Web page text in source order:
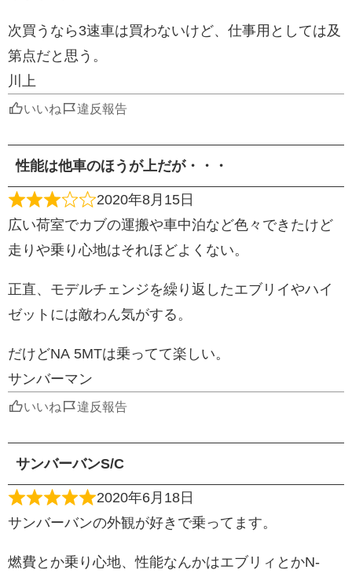
次買うなら3速車は買わないけど、仕事用としては及
第点だと思う。
川上
いいね 違反報告
性能は他車のほうが上だが・・・
2020年8月15日
広い荷室でカブの運搬や車中泊など色々できたけど
走りや乗り心地はそれほどよくない。
正直、モデルチェンジを繰り返したエブリイやハイ
ゼットには敵わん気がする。
だけどNA 5MTは乗ってて楽しい。
サンバーマン
いいね 違反報告
サンバーバンS/C
2020年6月18日
サンバーバンの外観が好きで乗ってます。
燃費とか乗り心地、性能なんかはエブリィとかN-